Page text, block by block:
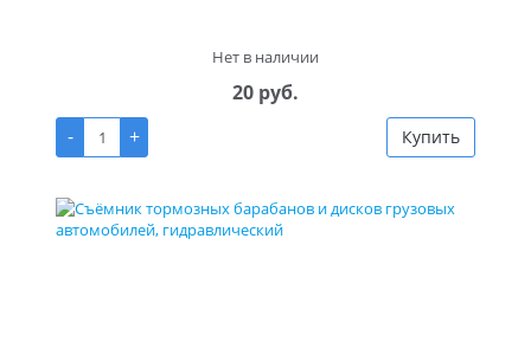
Нет в наличии
20 руб.
-
+ Купить